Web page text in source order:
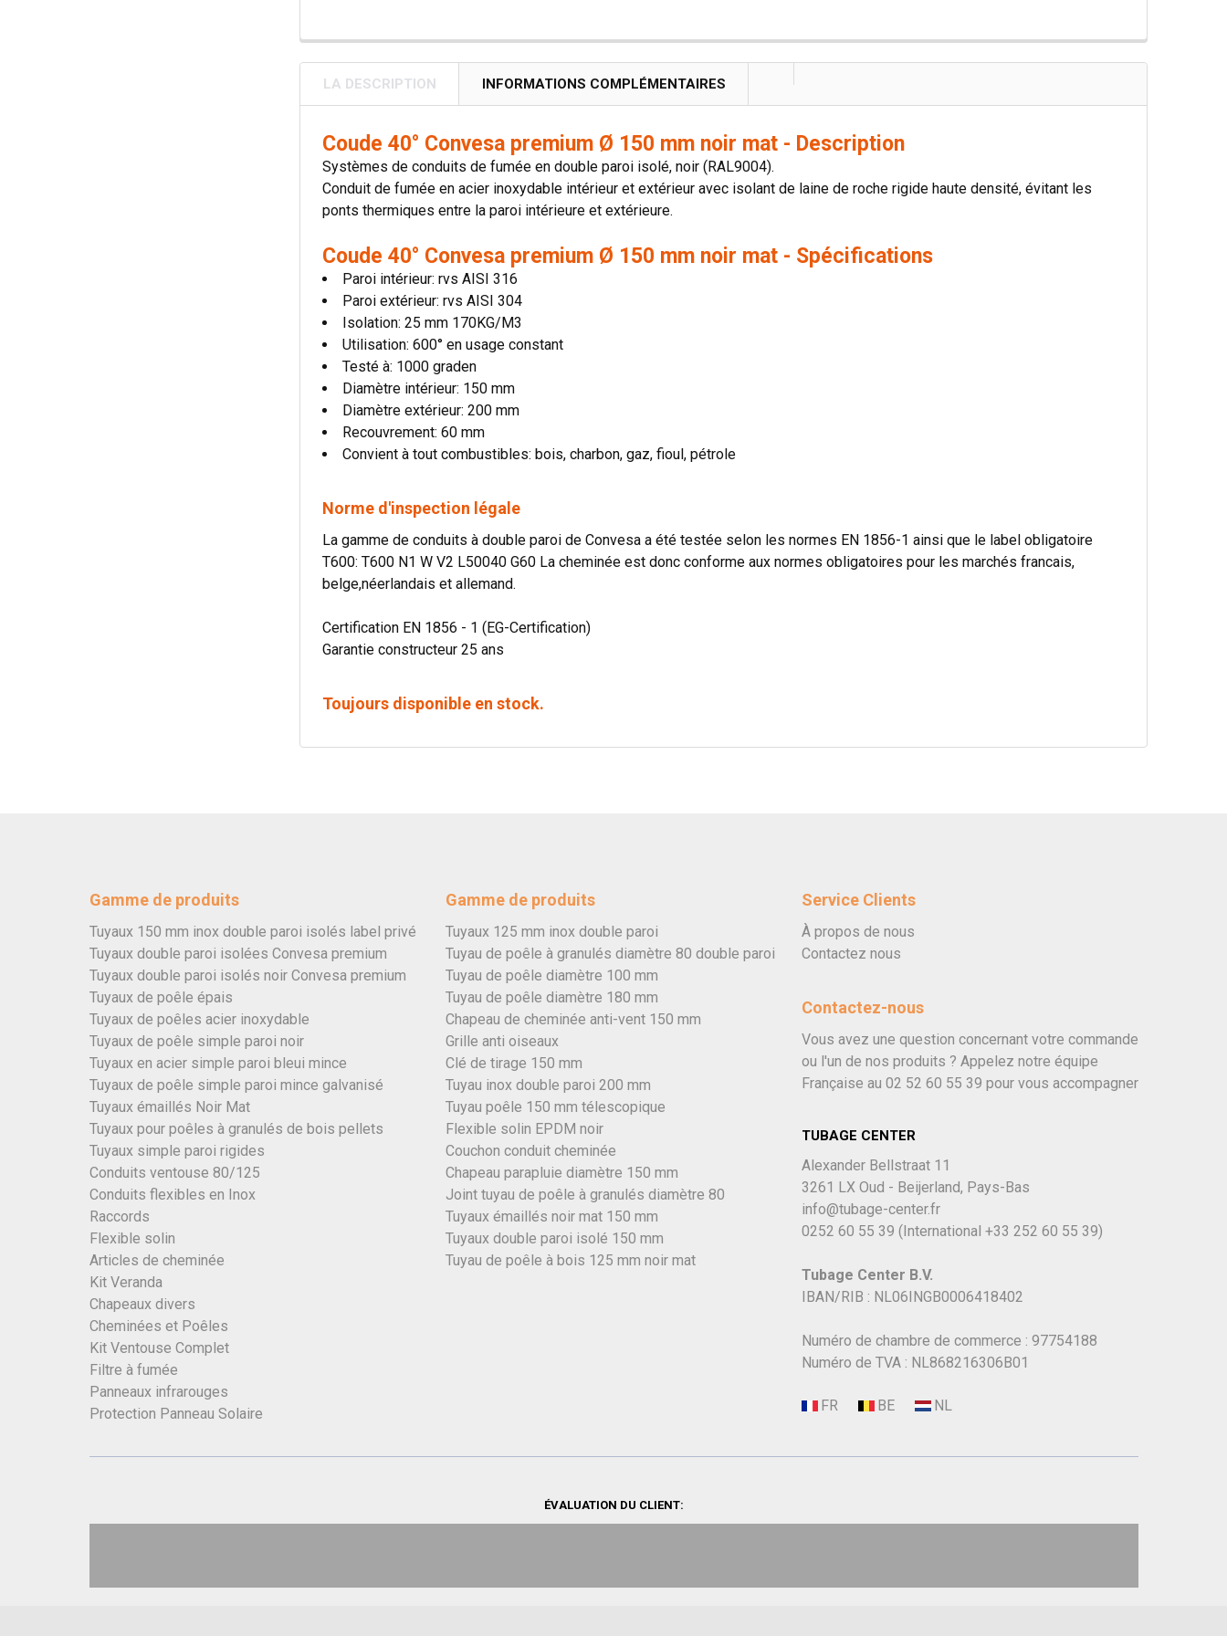
LA DESCRIPTION INFORMATIONS COMPLÉMENTAIRES
Coude 40° Convesa premium Ø 150 mm noir mat - Description
Systèmes de conduits de fumée en double paroi isolé, noir (RAL9004).
Conduit de fumée en acier inoxydable intérieur et extérieur avec isolant de laine de roche rigide haute densité, évitant les
ponts thermiques entre la paroi intérieure et extérieure.
Coude 40° Convesa premium Ø 150 mm noir mat - Spécifications
Paroi intérieur: rvs AISI 316
Paroi extérieur: rvs AISI 304
Isolation: 25 mm 170KG/M3
Utilisation: 600° en usage constant
Testé à: 1000 graden
Diamètre intérieur: 150 mm
Diamètre extérieur: 200 mm
Recouvrement: 60 mm
Convient à tout combustibles: bois, charbon, gaz, fioul, pétrole
Norme d'inspection légale
La gamme de conduits à double paroi de Convesa a été testée selon les normes EN 1856-1 ainsi que le label obligatoire
T600: T600 N1 W V2 L50040 G60 La cheminée est donc conforme aux normes obligatoires pour les marchés francais,
belge,néerlandais et allemand.
Certification EN 1856 - 1 (EG-Certification)
Garantie constructeur 25 ans
Toujours disponible en stock.
Gamme de produits
Tuyaux 150 mm inox double paroi isolés label privé
Tuyaux double paroi isolées Convesa premium
Tuyaux double paroi isolés noir Convesa premium
Tuyaux de poêle épais
Tuyaux de poêles acier inoxydable
Tuyaux de poêle simple paroi noir
Tuyaux en acier simple paroi bleui mince
Tuyaux de poêle simple paroi mince galvanisé
Tuyaux émaillés Noir Mat
Tuyaux pour poêles à granulés de bois pellets
Tuyaux simple paroi rigides
Conduits ventouse 80/125
Conduits flexibles en Inox
Raccords
Flexible solin
Articles de cheminée
Kit Veranda
Chapeaux divers
Cheminées et Poêles
Kit Ventouse Complet
Filtre à fumée
Panneaux infrarouges
Protection Panneau Solaire
Gamme de produits
Tuyaux 125 mm inox double paroi
Tuyau de poêle à granulés diamètre 80 double paroi
Tuyau de poêle diamètre 100 mm
Tuyau de poêle diamètre 180 mm
Chapeau de cheminée anti-vent 150 mm
Grille anti oiseaux
Clé de tirage 150 mm
Tuyau inox double paroi 200 mm
Tuyau poêle 150 mm télescopique
Flexible solin EPDM noir
Couchon conduit cheminée
Chapeau parapluie diamètre 150 mm
Joint tuyau de poêle à granulés diamètre 80
Tuyaux émaillés noir mat 150 mm
Tuyaux double paroi isolé 150 mm
Tuyau de poêle à bois 125 mm noir mat
Service Clients
À propos de nous
Contactez nous
Contactez-nous
Vous avez une question concernant votre commande
ou l'un de nos produits ? Appelez notre équipe
Française au 02 52 60 55 39 pour vous accompagner
TUBAGE CENTER
Alexander Bellstraat 11
3261 LX Oud - Beijerland, Pays-Bas
info@tubage-center.fr
0252 60 55 39 (International +33 252 60 55 39)
Tubage Center B.V.
IBAN/RIB : NL06INGB0006418402
Numéro de chambre de commerce : 97754188
Numéro de TVA : NL868216306B01
ÉVALUATION DU CLIENT: